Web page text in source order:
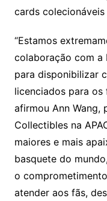
cards colecionáveis
“Estamos
colaboração com a
para disponibilizar
licenciados para os
afirmou Ann Wang,
Collectibles na
maiores e mais
basquete do
o
atender aos fãs,